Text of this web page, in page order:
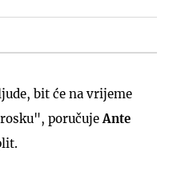
bit će na vrijeme
poručuje Ante